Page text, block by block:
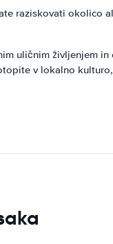
raziskovati okolico
uličnim življenjem
v lokalno